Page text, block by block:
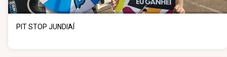
PIT STOP JUNDIAÍ